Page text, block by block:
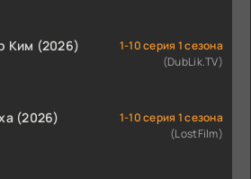
Ким (2026)
1-10 серия 1 сезона
(DubLik.TV)
(2026)
1-10 серия 1 сезона
(LostFilm)